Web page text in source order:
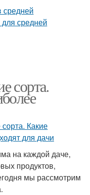
сорта.
на каждой даче,
продуктов,
мы рассмотрим